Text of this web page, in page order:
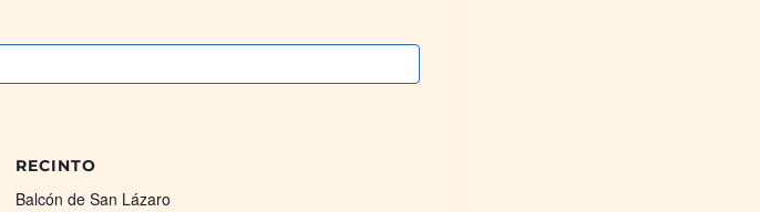
RECINTO
Balcón de San Lázaro